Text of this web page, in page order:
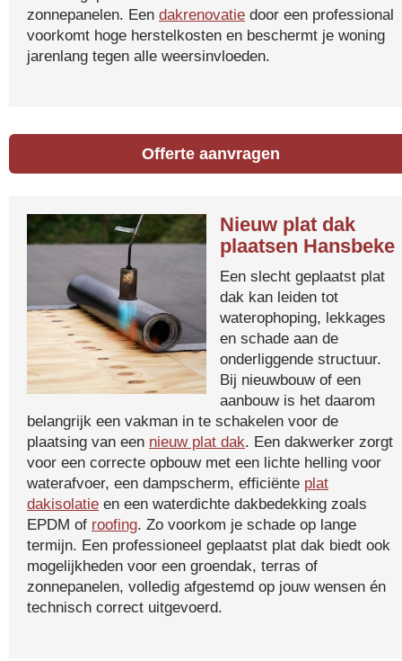
zonnepanelen. Een dakrenovatie door een professional
voorkomt hoge herstelkosten en beschermt je woning
jarenlang tegen alle weersinvloeden.
Offerte aanvragen
Nieuw plat dak
plaatsen Hansbeke
Een slecht geplaatst plat
dak kan leiden tot
waterophoping, lekkages
en schade aan de
onderliggende structuur.
Bij nieuwbouw of een
aanbouw is het daarom
belangrijk een vakman in te schakelen voor de
plaatsing van een nieuw plat dak. Een dakwerker zorgt
voor een correcte opbouw met een lichte helling voor
waterafvoer, een dampscherm, efficiënte plat
dakisolatie en een waterdichte dakbedekking zoals
EPDM of roofing. Zo voorkom je schade op lange
termijn. Een professioneel geplaatst plat dak biedt ook
mogelijkheden voor een groendak, terras of
zonnepanelen, volledig afgestemd op jouw wensen én
technisch correct uitgevoerd.